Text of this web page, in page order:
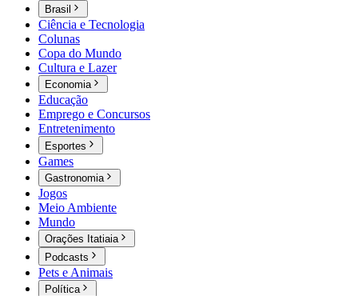
Brasil
Ciência e Tecnologia
Colunas
Copa do Mundo
Cultura e Lazer
Economia
Educação
Emprego e Concursos
Entretenimento
Esportes
Games
Gastronomia
Jogos
Meio Ambiente
Mundo
Orações Itatiaia
Podcasts
Pets e Animais
Política